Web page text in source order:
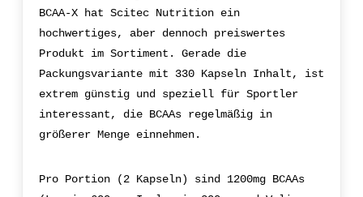
BCAA-X hat Scitec Nutrition ein
hochwertiges, aber dennoch preiswertes
Produkt im Sortiment. Gerade die
Packungsvariante mit 330 Kapseln Inhalt, ist
extrem günstig und speziell für Sportler
interessant, die BCAAs regelmäßig in
größerer Menge einnehmen.
Pro Portion (2 Kapseln) sind 1200mg BCAAs